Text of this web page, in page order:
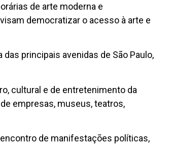
de arte moderna e
democratizar o acesso à arte e
das principais avenidas de São Paulo,
cultural e de entretenimento da
empresas, museus, teatros,
de manifestações políticas,